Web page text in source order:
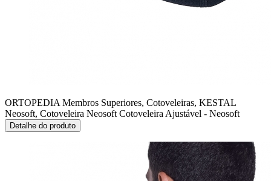
ORTOPEDIA Membros Superiores, Cotoveleiras, KESTAL
Neosoft, Cotoveleira NeosoftCotoveleira Ajustável - Neosoft
Detalhe do produto